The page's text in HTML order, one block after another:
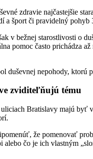
zdravie najčastejšie
a šport či pravidelný pohyb
v bežnej starostlivosti o
pomoc často prichádza až
duševnej nepohody, ktorú
zviditeľňujú tému
Bratislavy majú byť
že pomenovať
alebo čo je ich vlastným